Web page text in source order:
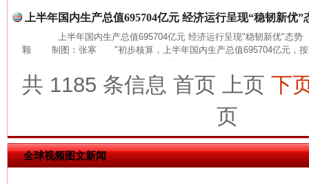
上半年国内生产总值695704亿元 经济运行呈现“稳韧新优”
上半年国内生产总值695704亿元 经济运行呈现"稳韧新优"态
颗 制图：张寒 "初步核算，上半年国内生产总值695704亿元，按
共 1185 条信息 首页 上页 下
页
全球视频图文新闻
网上购药对药下症？